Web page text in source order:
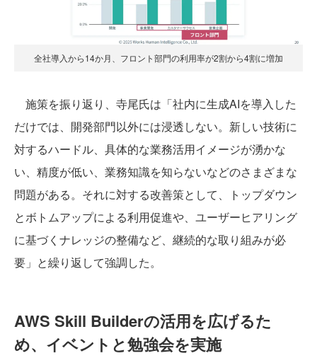
全社導入から14か月、フロント部門の利用率が2割から4割に増加
施策を振り返り、寺尾氏は「社内に生成AIを導入した
だけでは、開発部門以外には浸透しない。新しい技術に
対するハードル、具体的な業務活用イメージが湧かな
い、精度が低い、業務知識を知らないなどのさまざまな
問題がある。それに対する改善策として、トップダウン
とボトムアップによる利用促進や、ユーザーヒアリング
に基づくナレッジの整備など、継続的な取り組みが必
要」と繰り返して強調した。
AWS Skill Builderの活用を広げるた
め、イベントと勉強会を実施